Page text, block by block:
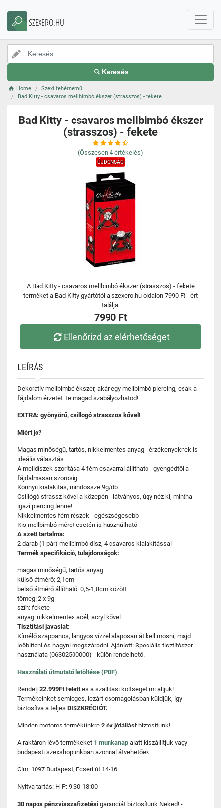
SZEXERO.HU
Keresés
Home
Szexi fehérnemű
Bad Kitty - csavaros mellbimbó ékszer (strasszos) - fekete
Bad Kitty - csavaros mellbimbó ékszer
(strasszos) - fekete
(Összesen 4 értékelés)
ÚJDONSÁG
A Bad Kitty - csavaros mellbimbó ékszer (strasszos) - fekete
terméket a Bad Kitty gyártótól a szexero.hu oldalon 7990 Ft - ért
találja.
7990 Ft
Ellenőrizd az elérhetőséget
LEÍRÁS
Dekoratív mellbimbó ékszer, akár egy mellbimbó piercing, csak a
fájdalom érzetet Te magad szabályozhatod!
EXTRA: gyönyörű, csillogó strasszos kővel!
Miért jó?
Magas minőségű, tartós, nikkelmentes anyag - érzékenyeknek is
ideális választás
A melldíszek szorítása 4 fém csavarral állítható - gyengédtől a
fájdalmasan szorosig
Könnyű kialakítás, mindössze 9g/db
Csillógó strassz kővel a közepén - látványos, úgy néz ki, mintha
igazi piercing lenne!
Nikkelmentes fém részek - egészségesebb
Kis mellbimbó méret esetén is használható
A szett tartalma:
2 darab (1 pár) mellbimbó dísz, 4 csavaros kialakítással
Termék specifikáció, tulajdonságok:
magas minőségű, tartós anyag
külső átmérő: 2,1cm
belső átmérő állítható: 0,5-1,8cm között
tömeg: 2 x 9g
szín: fekete
anyag: nikkelmentes acél, acryl kővel
Tisztítási javaslat:
Kímélő szappanos, langyos vízzel alaposan át kell mosni, majd
leöblíteni és hagyni megszáradni. Ajánlott: Speciális tisztítószer
használata (06302500000) - külön rendelhető.
Használati útmutató letöltése (PDF)
Rendelj 22.999Ft felettés a szállítási költséget mi álljuk!
Termékeinket semleges, lezárt csomagolásban küldjük, így
biztosítva a teljes DISZKRÉCIÓT.
Minden motoros termékünkre 2 év jótállást biztosítunk!
A raktáron lévő termékeket 1 munkanap alatt kiszállítjuk vagy
budapesti szexshopunkban azonnal átvehetőek:
Cím: 1097 Budapest, Ecseri út 14-16.
Nyitva tartás: H-P: 9:30-18:00
30 napos pénzvisszafizetési garanciát biztosítunk Neked! -